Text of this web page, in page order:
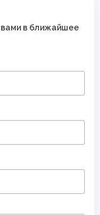
в ближайшее